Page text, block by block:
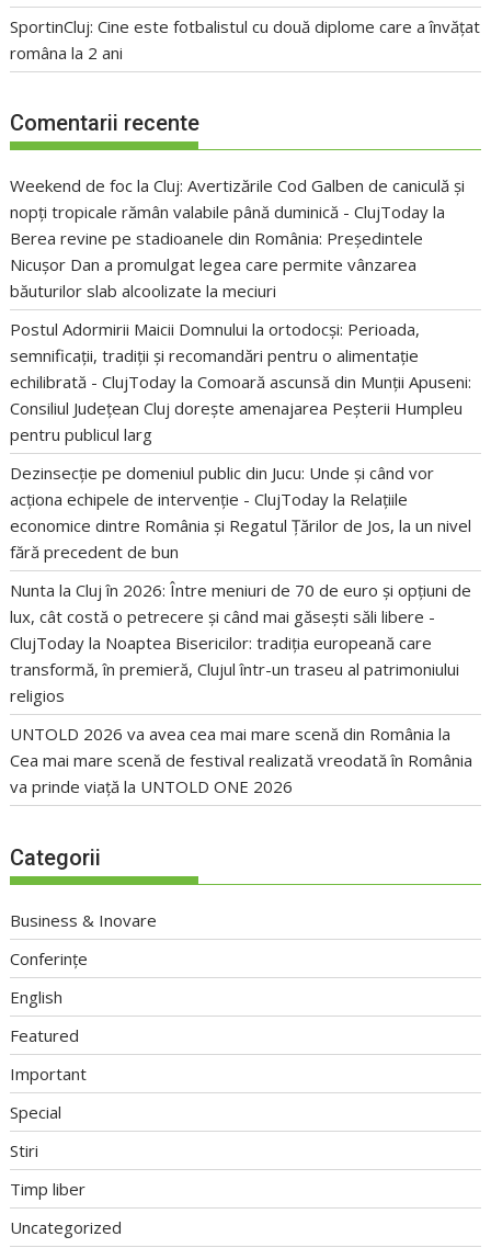
SportinCluj: Cine este fotbalistul cu două diplome care a învățat
româna la 2 ani
Comentarii recente
Weekend de foc la Cluj: Avertizările Cod Galben de caniculă și
nopți tropicale rămân valabile până duminică - ClujToday la
Berea revine pe stadioanele din România: Președintele
Nicușor Dan a promulgat legea care permite vânzarea
băuturilor slab alcoolizate la meciuri
Postul Adormirii Maicii Domnului la ortodocși: Perioada,
semnificații, tradiții și recomandări pentru o alimentație
echilibrată - ClujToday laComoară ascunsă din Munții Apuseni:
Consiliul Județean Cluj dorește amenajarea Peșterii Humpleu
pentru publicul larg
Dezinsecție pe domeniul public din Jucu: Unde și când vor
acționa echipele de intervenție - ClujToday la Relațiile
economice dintre România și Regatul Țărilor de Jos, la un nivel
fără precedent de bun
Nunta la Cluj în 2026: Între meniuri de 70 de euro și opțiuni de
lux, cât costă o petrecere și când mai găsești săli libere -
ClujToday la Noaptea Bisericilor: tradiția europeană care
transformă, în premieră, Clujul într-un traseu al patrimoniului
religios
UNTOLD 2026 va avea cea mai mare scenă din România la
Cea mai mare scenă de festival realizată vreodată în România
va prinde viață la UNTOLD ONE 2026
Categorii
Business & Inovare
Conferințe
English
Featured
Important
Special
Stiri
Timp liber
Uncategorized